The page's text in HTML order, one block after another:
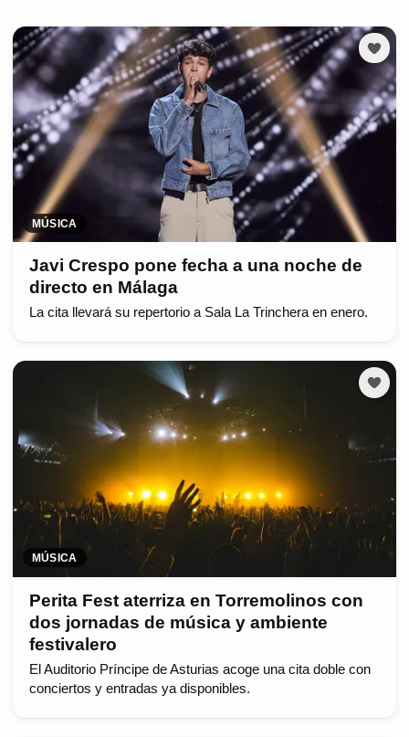
MÚSICA
Javi Crespo pone fecha a una noche de
directo en Málaga
La cita llevará su repertorio a Sala La Trinchera en enero.
MÚSICA
Perita Fest aterriza en Torremolinos con
dos jornadas de música y ambiente
festivalero
El Auditorio Príncipe de Asturias acoge una cita doble con
conciertos y entradas ya disponibles.